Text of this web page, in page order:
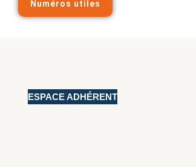
Numéros utiles
ESPACE ADHÉRENT